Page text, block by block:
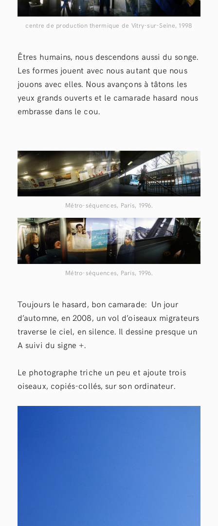
centre de production thermique de Vitry-sur-Seine, 1998
Êtres humains, nous descendons aussi du songe.
Les formes jouent avec nous autant que nous
jouons avec elles. Nous avançons à tâtons les
yeux grands ouverts et le camarade hasard nous
embrasse dans le cou.
Métro-séquences, Paris, 1996.
Métro-séquences, Paris, 1996.
Toujours le hasard, bon camarade: Un jour
d’automne, en 2008, un vol d’oiseaux migrateurs
traverse le ciel, en silence. Il dessine presque un
A suivi du signe +.
Le photographe triche un peu et ajoute trois
oiseaux, copiés-collés, sur son ordinateur.